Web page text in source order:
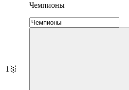
1 🥇
Чемпионы